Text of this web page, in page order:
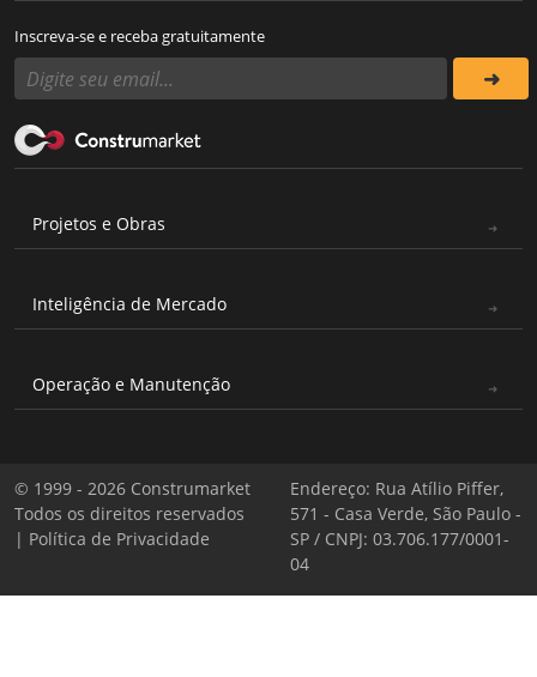
Inscreva-se e receba gratuitamente
Projetos e Obras
Inteligência de Mercado
Operação e Manutenção
© 1999 - 2026 Construmarket
Todos os direitos reservados
| Política de Privacidade
Endereço: Rua Atílio Piffer,
571 - Casa Verde, São Paulo -
SP / CNPJ: 03.706.177/0001-
04